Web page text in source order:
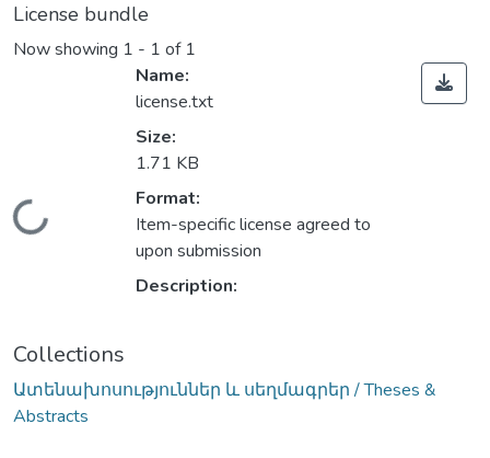
License bundle
Now showing 1 - 1 of 1
Loading...
Name:
license.txt
Size:
1.71 KB
Format:
Item-specific license agreed to
upon submission
Description:
Collections
Ատենախոսություններ և սեղմագրեր / Theses &
Abstracts